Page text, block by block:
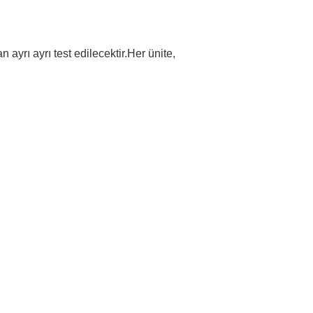
ayrı ayrı test edilecektir.Her ünite,